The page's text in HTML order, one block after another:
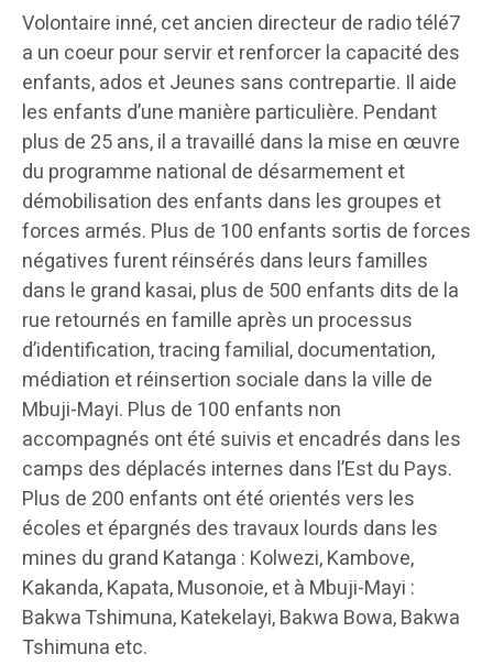
Volontaire inné, cet ancien directeur de radio télé7
a un coeur pour servir et renforcer la capacité des
enfants, ados et Jeunes sans contrepartie. Il aide
les enfants d’une manière particulière. Pendant
plus de 25 ans, il a travaillé dans la mise en œuvre
du programme national de désarmement et
démobilisation des enfants dans les groupes et
forces armés. Plus de 100 enfants sortis de forces
négatives furent réinsérés dans leurs familles
dans le grand kasai, plus de 500 enfants dits de la
rue retournés en famille après un processus
d’identification, tracing familial, documentation,
médiation et réinsertion sociale dans la ville de
Mbuji-Mayi. Plus de 100 enfants non
accompagnés ont été suivis et encadrés dans les
camps des déplacés internes dans l’Est du Pays.
Plus de 200 enfants ont été orientés vers les
écoles et épargnés des travaux lourds dans les
mines du grand Katanga : Kolwezi, Kambove,
Kakanda, Kapata, Musonoie, et à Mbuji-Mayi :
Bakwa Tshimuna, Katekelayi, Bakwa Bowa, Bakwa
Tshimuna etc.